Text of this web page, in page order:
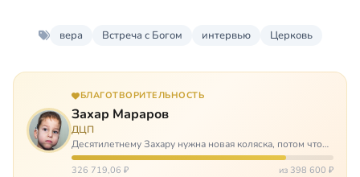
вера Встреча с Богом интервью Церковь
БЛАГОТВОРИТЕЛЬНОСТЬ
Захар Мараров
ДЦП
Десятилетнему Захару нужна новая коляска, потом что
старая сломалась. А без коляски он не сможет не только
просто выходить из дома, но и продолжать лечение в
326 719,06 ₽ из 398 600 ₽